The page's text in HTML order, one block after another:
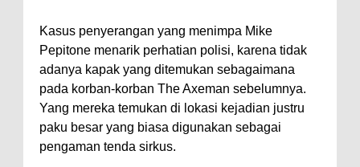
Kasus penyerangan yang menimpa Mike
Pepitone menarik perhatian polisi, karena tidak
adanya kapak yang ditemukan sebagaimana
pada korban-korban The Axeman sebelumnya.
Yang mereka temukan di lokasi kejadian justru
paku besar yang biasa digunakan sebagai
pengaman tenda sirkus.